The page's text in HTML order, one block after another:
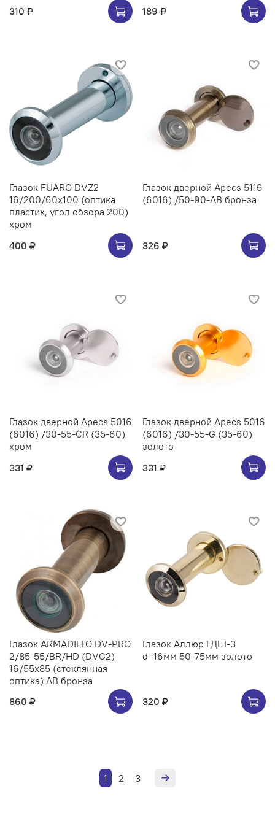
310 ₽ 189 ₽
Глазок FUARO DVZ2
16/200/60x100 (оптика
пластик, угол обзора 200)
хром
400 ₽
Глазок дверной Apecs 5116
(6016) /50-90-AB бронза
326 ₽
Глазок дверной Apecs 5016
(6016) /30-55-CR (35-60)
хром
331 ₽
Глазок дверной Apecs 5016
(6016) /30-55-G (35-60)
золото
331 ₽
Глазок ARMADILLO DV-PRO
2/85-55/BR/HD (DVG2)
16/55x85 (стеклянная
оптика) AB бронза
860 ₽
Глазок Аллюр ГДШ-3
d=16мм 50-75мм золото
320 ₽
1 2 3